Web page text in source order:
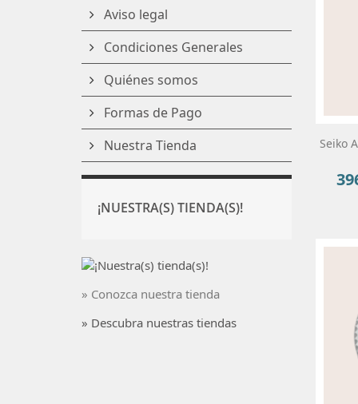
Aviso legal
Condiciones Generales
Quiénes somos
Formas de Pago
Nuestra Tienda
¡NUESTRA(S) TIENDA(S)!
» Conozca nuestra tienda
» Descubra nuestras tiendas
Seiko